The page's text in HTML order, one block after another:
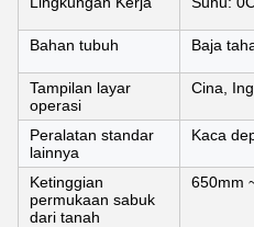
Bahan tubuh Baja
Tampilan layar
operasi
Cina,
Peralatan standar
lainnya
Kaca
Ketinggian
permukaan sabuk
dari tanah
650mm